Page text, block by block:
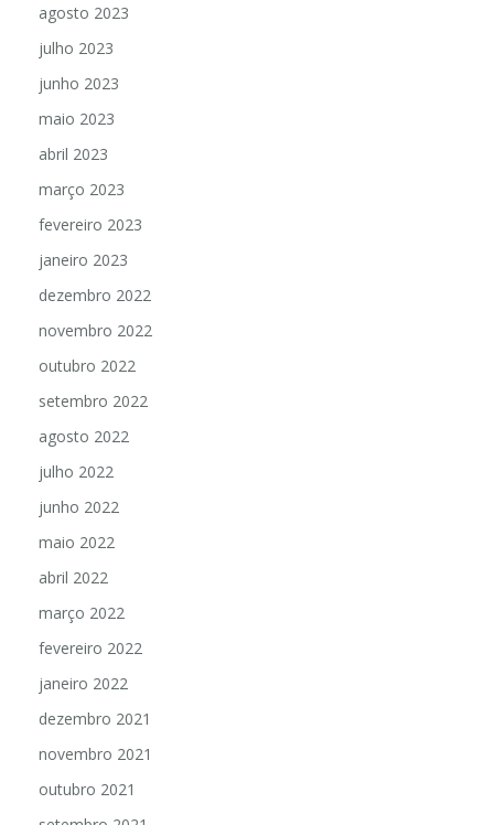
agosto 2023
julho 2023
junho 2023
maio 2023
abril 2023
março 2023
fevereiro 2023
janeiro 2023
dezembro 2022
novembro 2022
outubro 2022
setembro 2022
agosto 2022
julho 2022
junho 2022
maio 2022
abril 2022
março 2022
fevereiro 2022
janeiro 2022
dezembro 2021
novembro 2021
outubro 2021